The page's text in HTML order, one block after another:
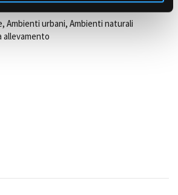
Ambienti urbani, Ambienti naturali
allevamento